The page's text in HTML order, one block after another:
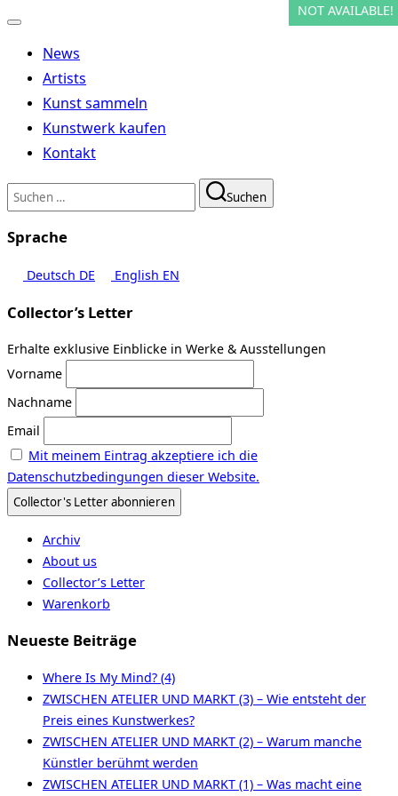
Navigation
umschalten
News
Artists
Kunst sammeln
Kunstwerk kaufen
Kontakt
Suchen
nach:
Suchen
Sprache
Deutsch DE English EN
Collector’s Letter
Erhalte exklusive Einblicke in Werke & Ausstellungen
Vorname
Nachname
Email
Mit meinem Eintrag akzeptiere ich die
Datenschutzbedingungen dieser Website.
Archiv
About us
Collector’s Letter
Warenkorb
Neueste Beiträge
Where Is My Mind? (4)
ZWISCHEN ATELIER UND MARKT (3) – Wie entsteht der
Preis eines Kunstwerkes?
ZWISCHEN ATELIER UND MARKT (2) – Warum manche
Künstler berühmt werden
ZWISCHEN ATELIER UND MARKT (1) – Was macht eine
NOT AVAILABLE!
NOT AVAILABLE!
NOT AVAILABLE!
NOT AVAILABLE!